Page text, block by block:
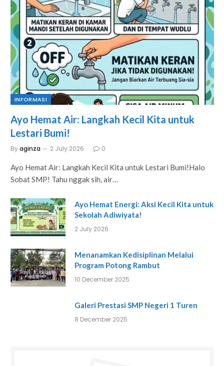
INFORMASI
Ayo Hemat Air: Langkah Kecil Kita untuk
Lestari Bumi!
Byaginza 2 July 2026 0
Ayo Hemat Air: Langkah Kecil Kita untuk Lestari Bumi!Halo
Sobat SMP! Tahu nggak sih, air…
Ayo Hemat Energi: Aksi Kecil Kita untuk
Sekolah Adiwiyata!
2 July 2026
Menanamkan Kedisiplinan Melalui
Program Potong Rambut
10 December 2025
Galeri Prestasi SMP Negeri 1 Turen
8 December 2025